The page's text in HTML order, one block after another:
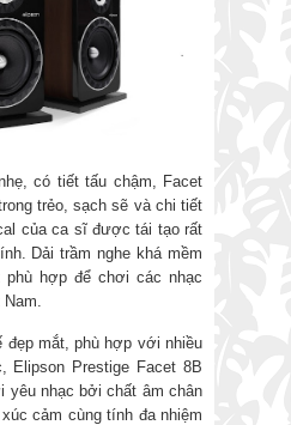
có tiết tấu chậm, Facet
trẻo, sạch sẽ và chi tiết
của ca sĩ được tái tạo rất
Dải trầm nghe khá mềm
phù hợp để chơi các nhạc
đẹp mắt, phù hợp với nhiều
Elipson Prestige Facet 8B
yêu nhạc bởi chất âm chân
cảm cùng tính đa nhiệm